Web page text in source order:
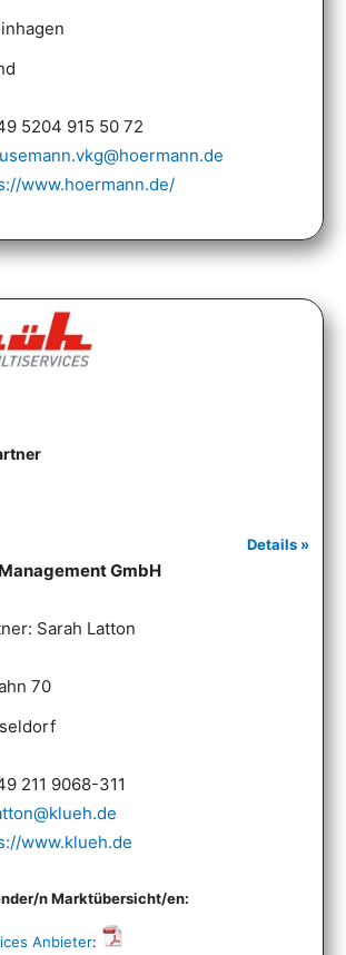
5204 915 50 72
www.hoermann.de/
Details »
GmbH
n Marktübersicht/en:
Anbieter:
Sarah Latton
70
211 9068-311
www.klueh.de